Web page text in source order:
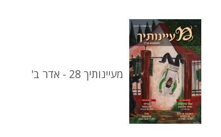
מעיינותיך 28 - אדר ב'